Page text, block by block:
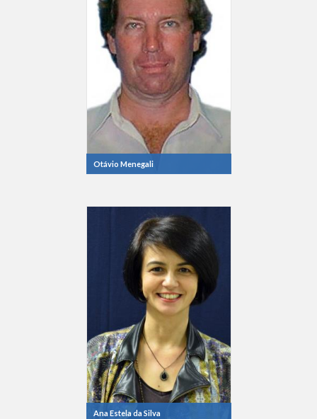
Otávio Menegali
Ana Estela da Silva